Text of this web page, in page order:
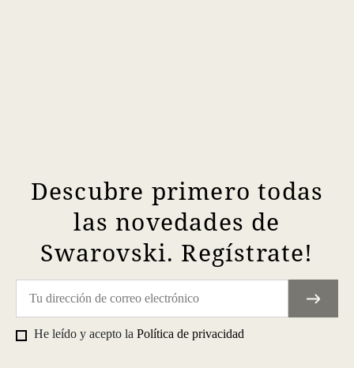
Descubre primero todas
las novedades de
Swarovski. Regístrate!
He leído y acepto la Política de privacidad